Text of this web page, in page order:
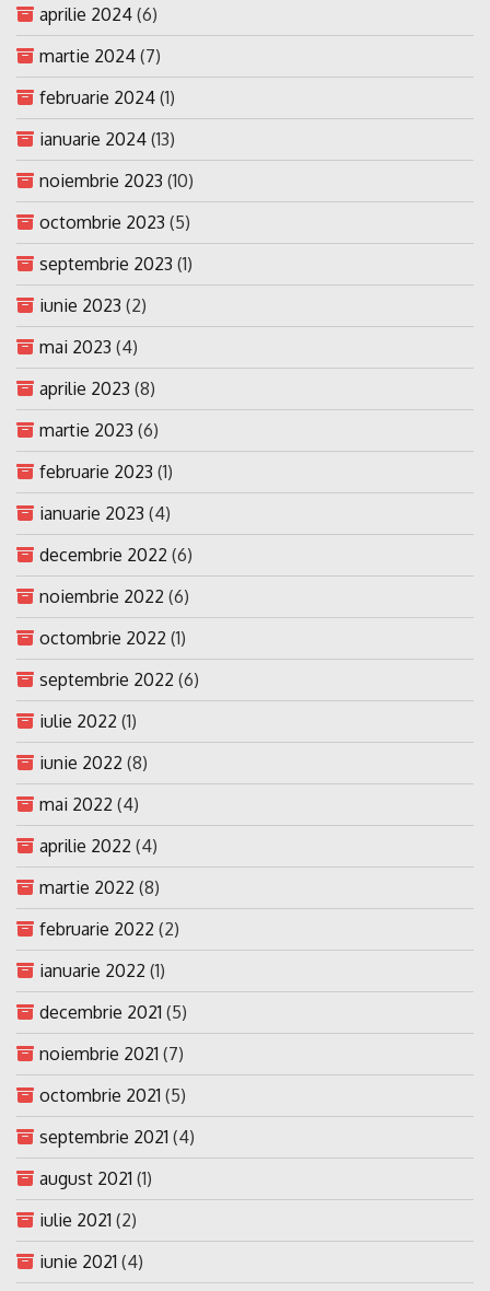
aprilie 2024 (6)
martie 2024 (7)
februarie 2024 (1)
ianuarie 2024 (13)
noiembrie 2023 (10)
octombrie 2023 (5)
septembrie 2023 (1)
iunie 2023 (2)
mai 2023 (4)
aprilie 2023 (8)
martie 2023 (6)
februarie 2023 (1)
ianuarie 2023 (4)
decembrie 2022 (6)
noiembrie 2022 (6)
octombrie 2022 (1)
septembrie 2022 (6)
iulie 2022 (1)
iunie 2022 (8)
mai 2022 (4)
aprilie 2022 (4)
martie 2022 (8)
februarie 2022 (2)
ianuarie 2022 (1)
decembrie 2021 (5)
noiembrie 2021 (7)
octombrie 2021 (5)
septembrie 2021 (4)
august 2021 (1)
iulie 2021 (2)
iunie 2021 (4)